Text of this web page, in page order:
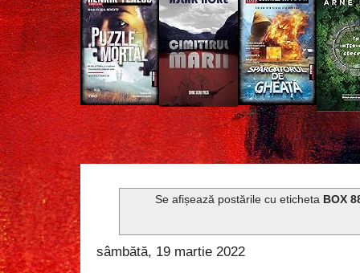
Se afișează postările cu eticheta BOX
sâmbătă, 19 martie 2022